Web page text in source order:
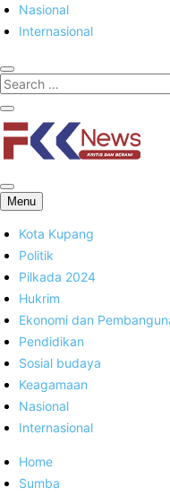
Nasional
Internasional
FKK News
Menu
Kota Kupang
Politik
Pilkada 2024
Hukrim
Ekonomi dan
Pendidikan
Sosial budaya
Keagamaan
Nasional
Internasional
Home
Sumba